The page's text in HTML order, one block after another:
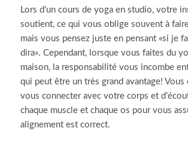
Lors d’un cours de yoga en studio, votre
soutient, ce qui vous oblige souvent à
mais vous pensez juste en pensant «si je
dira». Cependant, lorsque vous faites du
maison, la responsabilité vous incombe
qui peut être un très grand avantage! Vous
vous connecter avec votre corps et
chaque muscle et chaque os pour vous
alignement est correct.